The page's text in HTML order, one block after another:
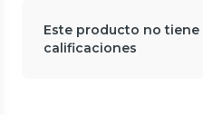
Este producto no
calificaciones